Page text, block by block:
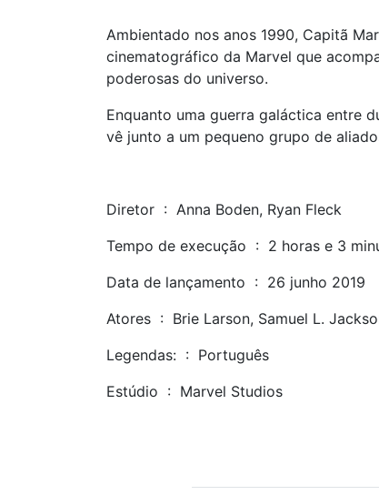
Ambientado nos anos 1990, Capitã
cinematográfico da Marvel que
poderosas do universo.
Enquanto uma guerra galáctica entre
vê junto a um pequeno grupo de
Diretor ‏ : ‎ Anna Boden, Ryan Fleck
Tempo de execução ‏ : ‎ 2 horas e
Data de lançamento ‏ : ‎ 26 junho 2019
Atores ‏ : ‎ Brie Larson, Samuel L.
Legendas: ‏ : ‎ Português
Estúdio ‏ : ‎ Marvel Studios